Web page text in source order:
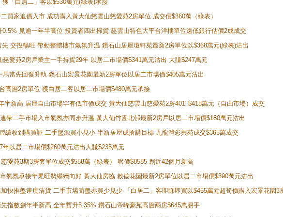
「白居二」客以$530萬元(綠表)承接
買家追價入市 成功購入黃大仙慈雲山慈愛苑2房單位 成交價$360萬（綠表）
見逾一年半高位 投資者四出掃貨 慈雲山特色大平台洋樓單位遠低銀行估價2成成交
交投暢旺 帶動整體樓市氣氛升温 鑽石山居屋瓊軒苑最新2房單位以$368萬元(綠表)沽出
愛苑2房戶業主一手持貨29年 以居二市場價$341萬元沽出 大賺$247萬元
當先回復升軌 鑽石山宏景花園最新2房單位以居二市場價$405萬元沽出
高層2房單位 獲白居二客以居二市場價$480萬元承接
半新高 居屋自由市場罕有低市價成交 黃大仙慈雲山慈愛苑2房401' $418萬元（自由市場）成交
帶二手市場入市氣氛亦同步升温 黃大仙竹園北邨最新2房戶以居二市場價$180萬元沽出
續收到購買証 二手盤源買小見小 半新居屋成搶購目標 九龍灣彩興苑成交$365萬成交
以居二市場價$260萬元沽出大賺$235萬元
愛苑3期3房套單位成交$558萬（綠表） 呎價$8585 創近42個月新高
氣氛承接年尾旺勢繼續向好 黃大仙房協 啟德花園最新2房單位以居二市場價$390萬元沽出
快推盤速度清貨 二手市場筍盤亦買少見少 「白居二」客即睇即買以$455萬元超筍價購入宏景花園3
指數創年半新高 全年暫升5.35% 鑽石山帝峰豪苑高層兩房$645萬易手